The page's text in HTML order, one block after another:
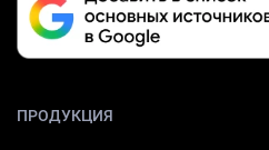
ПРОДУКЦИЯ